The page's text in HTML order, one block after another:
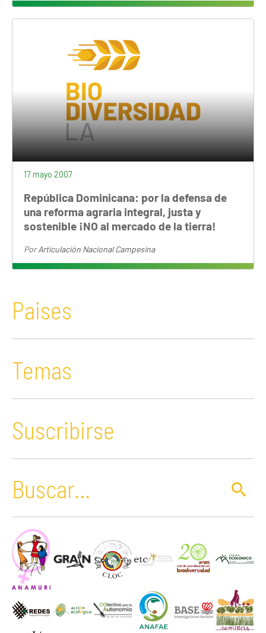
17 mayo 2007
República Dominicana: por la defensa de
una reforma agraria integral, justa y
sostenible ¡NO al mercado de la tierra!
PorArticulación Nacional Campesina
Paises
Temas
Suscribirse